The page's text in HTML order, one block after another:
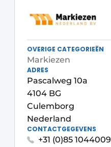
OVERIGE CATEGORIEËN
Markiezen
ADRES
Pascalweg 10a
4104 BG
Culemborg
Nederland
CONTACTGEGEVENS
+31 (0)85 1044009